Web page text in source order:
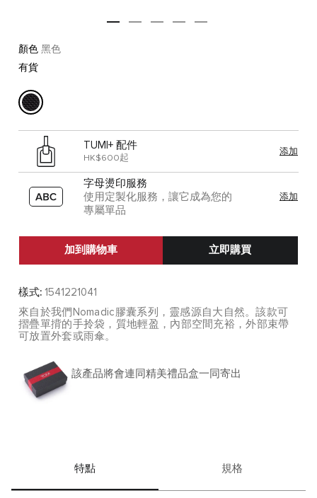
顏色 黑色
有貨
TUMI+ 配件
HK$600起
添加
字母燙印服務
使用定製化服務，讓它成為您的
專屬單品
添加
加到購物車 立即購買
樣式: 1541221041
來自於我們Nomadic膠囊系列，靈感源自大自然。該款可
摺疊單揹的手拎袋，質地輕盈，內部空間充裕，外部束帶
可放置外套或雨傘。
該產品將會連同精美禮品盒一同寄出
特點 規格